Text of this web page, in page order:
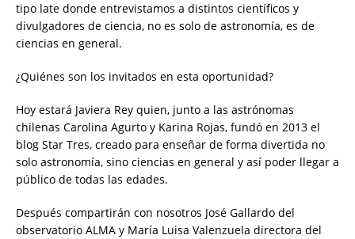
tipo late donde entrevistamos a distintos científicos y
divulgadores de ciencia, no es solo de astronomía, es de
ciencias en general.
¿Quiénes son los invitados en esta oportunidad?
Hoy estará Javiera Rey quien, junto a las astrónomas
chilenas Carolina Agurto y Karina Rojas, fundó en 2013 el
blog Star Tres, creado para enseñar de forma divertida no
solo astronomía, sino ciencias en general y así poder llegar a
público de todas las edades.
Después compartirán con nosotros José Gallardo del
observatorio ALMA y María Luisa Valenzuela directora del